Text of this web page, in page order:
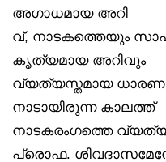
അഗാധമായ അറി
വ്, നാടകത്തെയും
കൃത്യമായ അറിവും
വ്യത്യസ്തമായ
നാടായിരുന്ന കാലത്ത്
നാടകരംഗത്തെ
പ്രൊഫ.